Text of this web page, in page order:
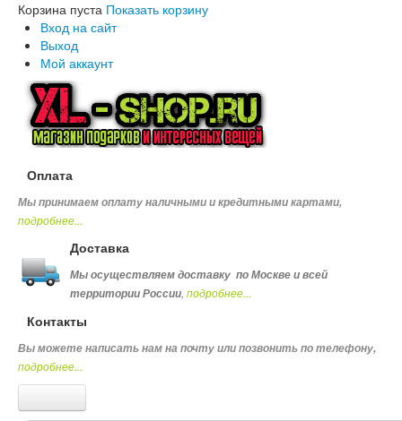
Корзина пуста Показать корзину
Вход на сайт
Выход
Мой аккаунт
Оплата
Мы принимаем оплату наличными и кредитными картами,
подробнее...
Доставка
Мы осуществляем доставку по Москве и всей
территории России, подробнее...
Контакты
Вы можете написать нам на почту или позвонить по телефону,
подробнее...